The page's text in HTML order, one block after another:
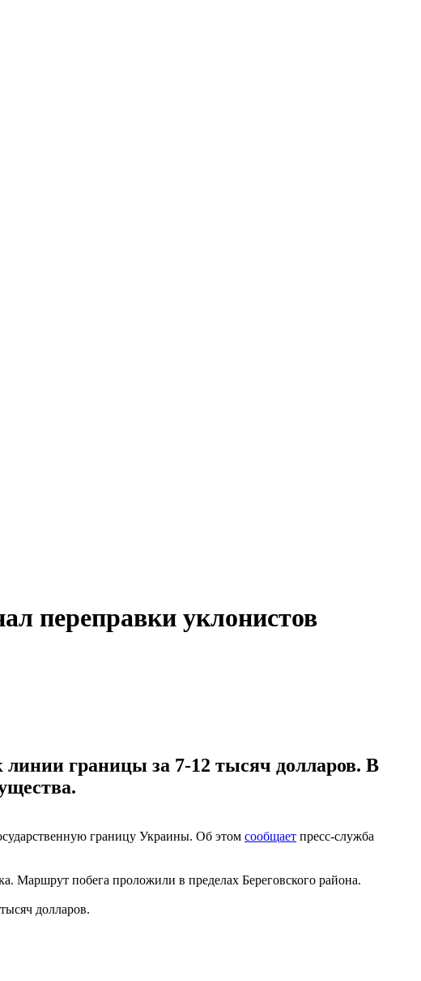
переправки уклонистов
границы за 7-12 тысяч долларов. В
границу Украины. Об этом сообщает пресс-служба
Маршрут побега проложили в пределах Береговского района.
долларов.